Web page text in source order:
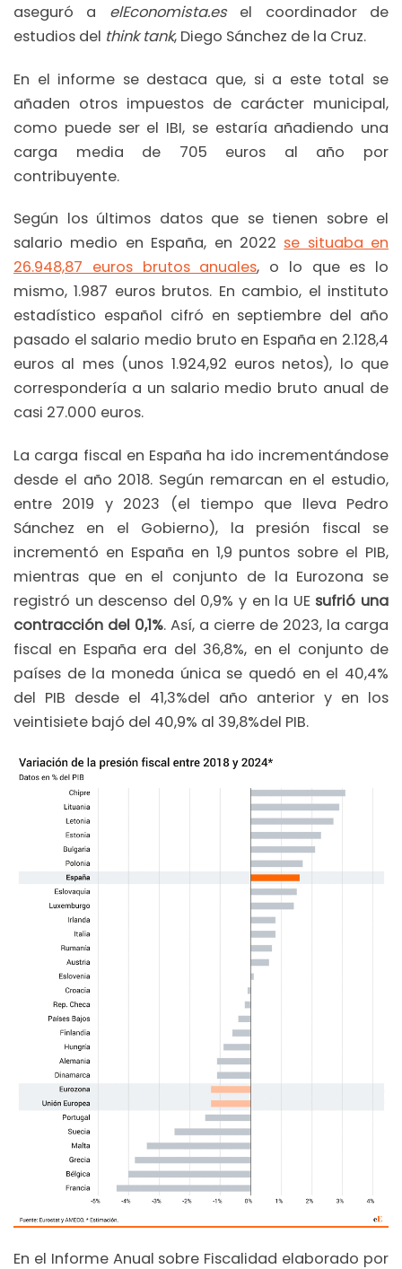
aseguró a elEconomista.esel coordinador de
estudios del think tank, Diego Sánchez de la Cruz.
En el informe se destaca que, si a este total se
añaden otros impuestos de carácter municipal,
como puede ser el IBI, se estaría añadiendo una
carga media de 705 euros al año por
contribuyente.
Según los últimos datos que se tienen sobre el
salario medio en España, en 2022 se situaba en
26.948,87 euros brutos anuales, o lo que es lo
mismo, 1.987 euros brutos. En cambio, el instituto
estadístico español cifró en septiembre del año
pasado el salario medio bruto en España en 2.128,4
euros al mes (unos 1.924,92 euros netos), lo que
correspondería a un salario medio bruto anual de
casi 27.000 euros.
La carga fiscal en España ha ido incrementándose
desde el año 2018. Según remarcan en el estudio,
entre 2019 y 2023 (el tiempo que lleva Pedro
Sánchez en el Gobierno), la presión fiscal se
incrementó en España en 1,9 puntos sobre el PIB,
mientras que en el conjunto de la Eurozona se
registró un descenso del 0,9% y en la UE sufrió una
contracción del 0,1%. Así, a cierre de 2023, la carga
fiscal en España era del 36,8%, en el conjunto de
países de la moneda única se quedó en el 40,4%
del PIB desde el 41,3%del año anterior y en los
veintisiete bajó del 40,9% al 39,8%del PIB.
En el Informe Anual sobre Fiscalidad elaborado por